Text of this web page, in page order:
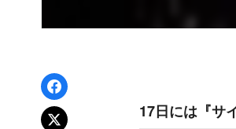
Facebookでシェア
xでポスト
17日には『サ